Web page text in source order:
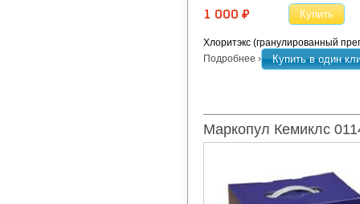
1 000 ¤ Купить
Хлоритэкс (гранулированный
Подробнее ›
Купить в один
Маркопул Кемиклс